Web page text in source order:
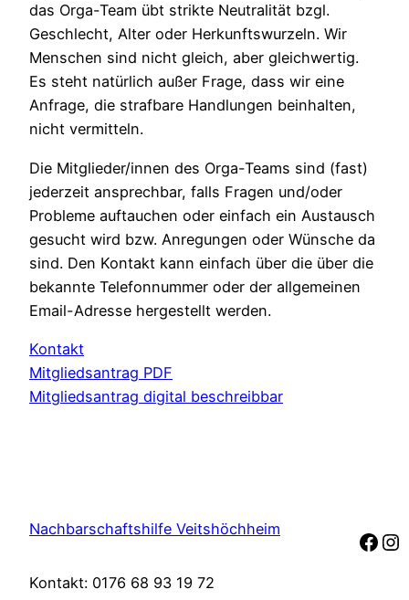
das Orga-Team übt strikte Neutralität bzgl.
Geschlecht, Alter oder Herkunftswurzeln. Wir
Menschen sind nicht gleich, aber gleichwertig.
Es steht natürlich außer Frage, dass wir eine
Anfrage, die strafbare Handlungen beinhalten,
nicht vermitteln.
Die Mitglieder/innen des Orga-Teams sind (fast)
jederzeit ansprechbar, falls Fragen und/oder
Probleme auftauchen oder einfach ein Austausch
gesucht wird bzw. Anregungen oder Wünsche da
sind. Den Kontakt kann einfach über die über die
bekannte Telefonnummer oder der allgemeinen
Email-Adresse hergestellt werden.
Kontakt
Mitgliedsantrag PDF
Mitgliedsantrag digital beschreibbar
Nachbarschaftshilfe Veitshöchheim
Kontakt: 0176 68 93 19 72